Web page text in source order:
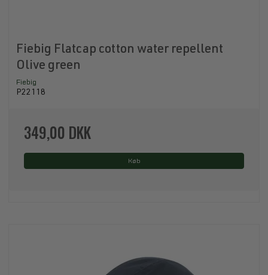
Fiebig Flatcap cotton water repellent
Olive green
Fiebig
P22118
349,00 DKK
Køb